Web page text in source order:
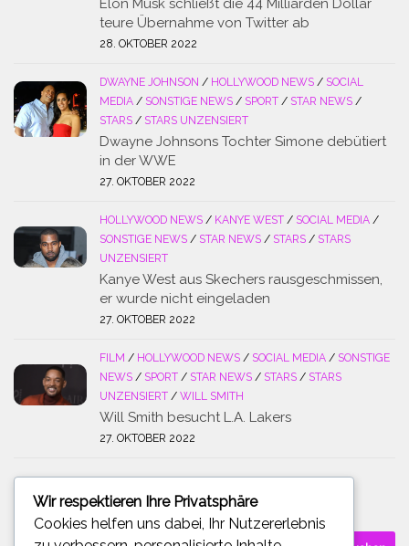
Elon Musk schließt die 44 Milliarden Dollar
teure Übernahme von Twitter ab
28. OKTOBER 2022
DWAYNE JOHNSON / HOLLYWOOD NEWS / SOCIAL
MEDIA / SONSTIGE NEWS / SPORT / STAR NEWS /
STARS / STARS UNZENSIERT
Dwayne Johnsons Tochter Simone debütiert
in der WWE
27. OKTOBER 2022
HOLLYWOOD NEWS / KANYE WEST / SOCIAL MEDIA /
SONSTIGE NEWS / STAR NEWS / STARS / STARS
UNZENSIERT
Kanye West aus Skechers rausgeschmissen,
er wurde nicht eingeladen
27. OKTOBER 2022
FILM / HOLLYWOOD NEWS / SOCIAL MEDIA / SONSTIGE
NEWS / SPORT / STAR NEWS / STARS / STARS
UNZENSIERT / WILL SMITH
Will Smith besucht L.A. Lakers
27. OKTOBER 2022
SUCHE
Suchen
Wir respektieren Ihre Privatsphäre
Cookies helfen uns dabei, Ihr Nutzererlebnis